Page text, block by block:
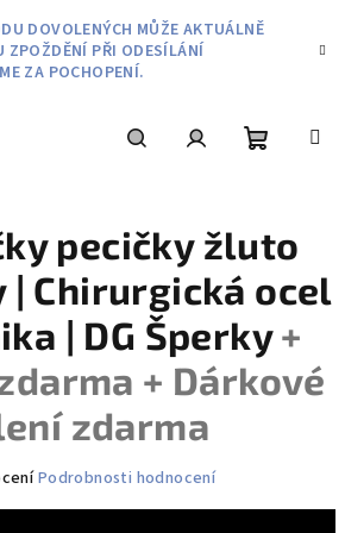
DOVOLENÝCH MŮŽE AKTUÁLNĚ
ZPOŽDĚNÍ PŘI ODESÍLÁNÍ
ZA POCHOPENÍ.
košík
pecičky žluto
Chirurgická ocel
| DG Šperky+
+ Dárkové
zdarma
Podrobnosti hodnocení